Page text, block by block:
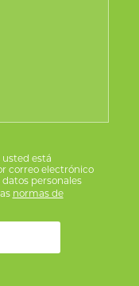
usted está
correo electrónico
personales
normas de